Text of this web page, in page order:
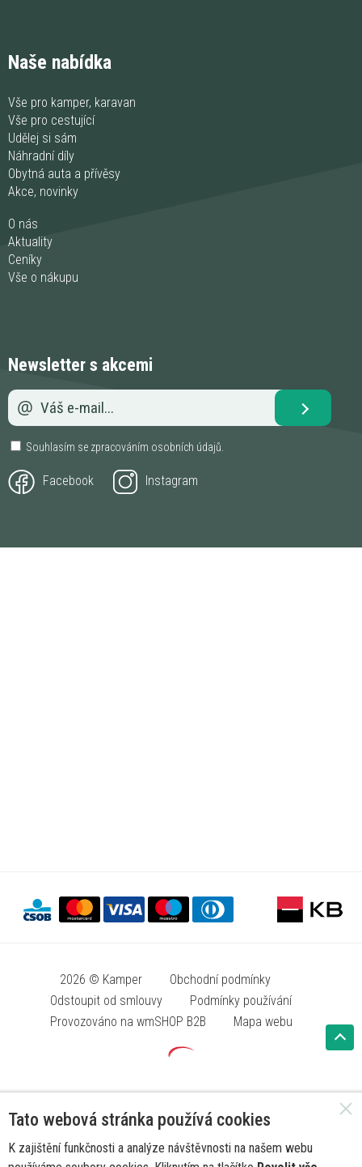
Naše nabídka
Vše pro kamper, karavan
Vše pro cestující
Udělej si sám
Náhradní díly
Obytná auta a přívěsy
Akce, novinky
O nás
Aktuality
Ceníky
Vše o nákupu
Newsletter s akcemi
Souhlasím se zpracováním osobních údajů.
Facebook Instagram
2026 © Kamper
Obchodní podmínky
Odstoupit od smlouvy
Podmínky používání
Provozováno na wmSHOP B2B
Mapa webu
Tato webová stránka používá cookies
K zajištění funkčnosti a analýze návštěvnosti na našem webu